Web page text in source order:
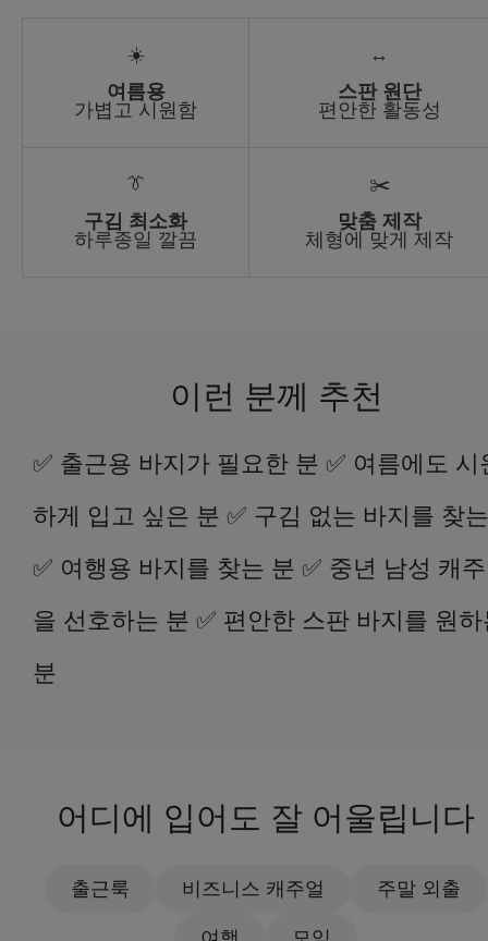
☀️
여름용
가볍고 시원함
↔️
스판 원단
편안한 활동성
👔
구김 최소화
하루종일 깔끔
✂️
맞춤 제작
체형에 맞게 제작
이런 분께 추천
✅ 출근용 바지가 필요한 분 ✅ 여름에도 시
하게 입고 싶은 분 ✅ 구김 없는 바지를 찾
✅ 여행용 바지를 찾는 분 ✅ 중년 남성 캐
을 선호하는 분 ✅ 편안한 스판 바지를 원하
분
어디에 입어도 잘 어울립니다
출근룩 비즈니스 캐주얼 주말 외출